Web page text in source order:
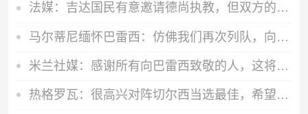
法媒：吉达国民有意邀请德尚执教，但双方的谈判可能无法达成协议
马尔蒂尼缅怀巴雷西：仿佛我们再次列队，向老队长致敬
米兰社媒：感谢所有向巴雷西致敬的人，这将永远铭刻在我们心中
热格罗瓦：很高兴对阵切尔西当选最佳，希望能让尤文球迷继续庆祝